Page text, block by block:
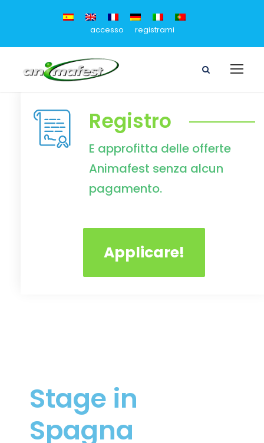
accesso registrami
Registro
E approfitta delle offerte
Animafest senza alcun
pagamento.
Applicare!
Stage in
Spagna